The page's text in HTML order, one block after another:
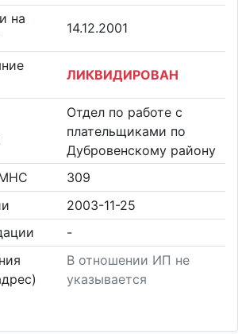
на
14.12.2001
ЛИКВИДИРОВАН
Отдел по работе с
плательщиками по
Дубровенскому району
МНС
309
2003-11-25
-
В отношении ИП не
указывается